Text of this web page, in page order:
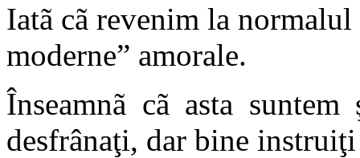
Iatã cã revenim la
moderne” amorale.
Înseamnã cã asta
desfrânaţi, dar bine